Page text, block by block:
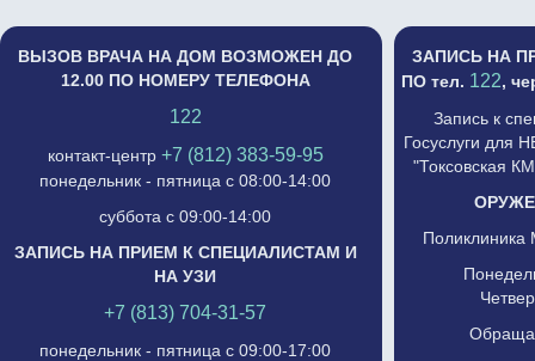
ВЫЗОВ ВРАЧА НА ДОМ ВОЗМОЖЕН ДО
12.00 ПО НОМЕРУ ТЕЛЕФОНА
122
контакт-центр +7 (812) 383-59-95
понедельник - пятница с 08:00-14:00
суббота с 09:00-14:00
ЗАПИСЬ НА ПРИЕМ К СПЕЦИАЛИСТАМ И
НА УЗИ
+7 (813) 704-31-57
понедельник - пятница с 09:00-17:00
ЗАПИСЬ НА
ПО тел. 122,
Запись к
Госуслуги для
"Токсовская
Поликлиника